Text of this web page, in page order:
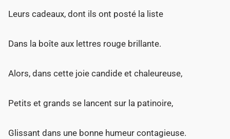
Leurs cadeaux, dont ils ont posté la liste
Dans la boîte aux lettres rouge brillante.
Alors, dans cette joie candide et chaleureuse,
Petits et grands se lancent sur la patinoire,
Glissant dans une bonne humeur contagieuse.